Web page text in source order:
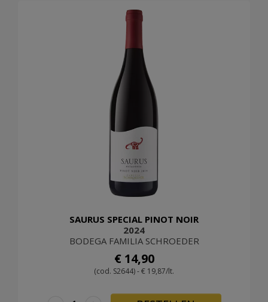
SAURUS SPECIAL PINOT NOIR
2024
BODEGA FAMILIA SCHROEDER
€ 14,90
(cod. S2644) - € 19,87/lt.